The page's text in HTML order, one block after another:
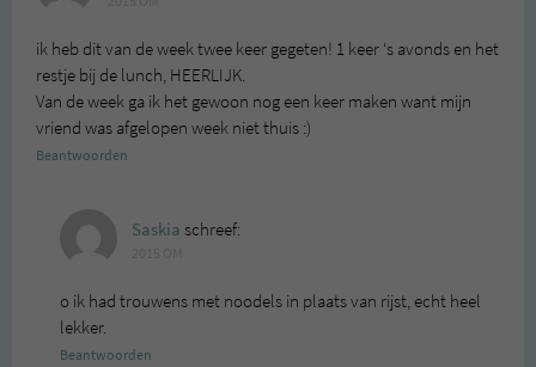
ik heb dit van de week twee keer gegeten! 1 keer ‘s avonds en het
restje bij de lunch, HEERLIJK.
Van de week ga ik het gewoon nog een keer maken want mijn
vriend was afgelopen week niet thuis :)
Beantwoorden
Saskia schreef:
o ik had trouwens met noodels in plaats van rijst, echt heel
lekker.
Beantwoorden